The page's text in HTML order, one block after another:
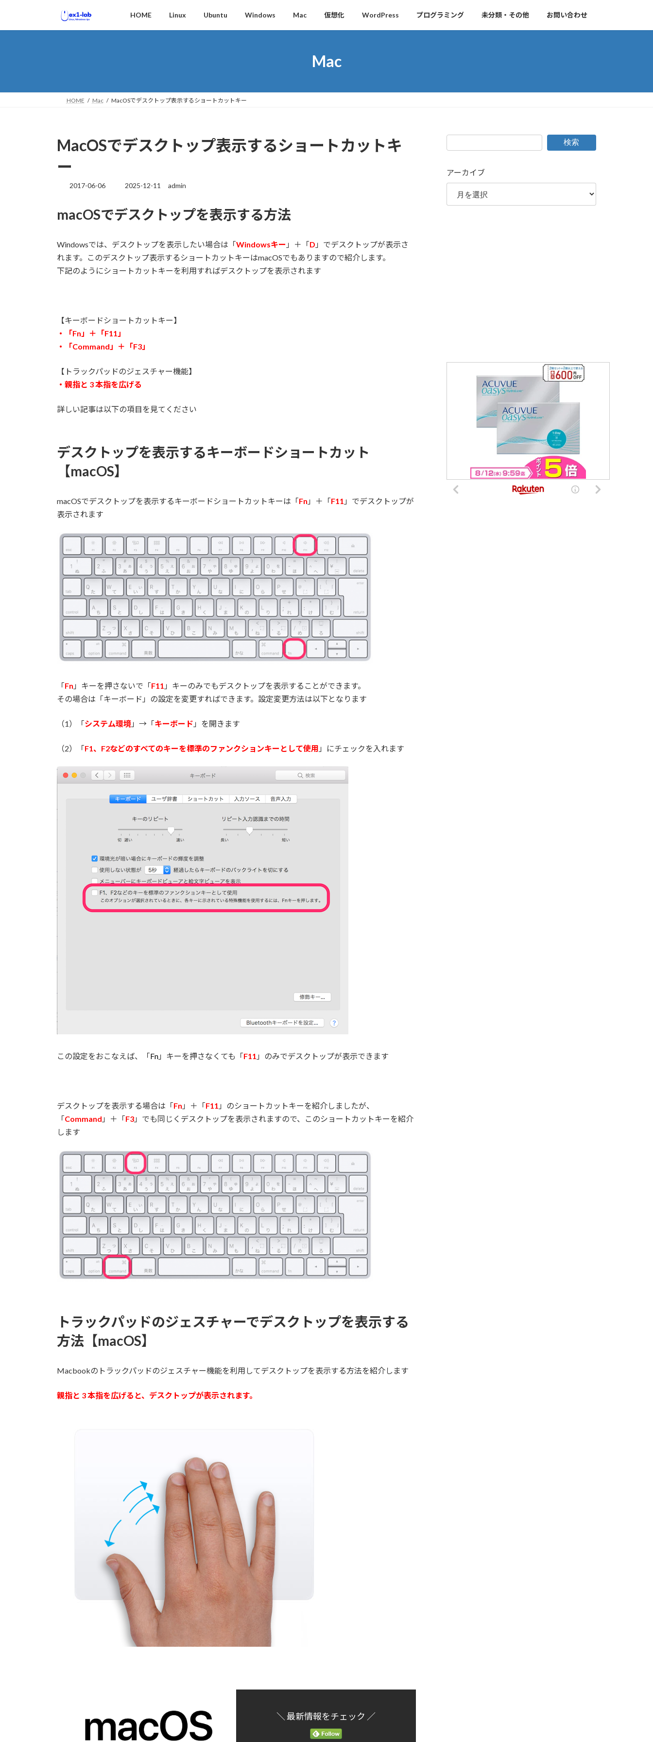
テ
ゲ
HOME Linux Ubuntu Windows Mac 仮想化 WordPress プログラミング 未分類・その他 お問い合わせ
Mac
HOME Mac MacOSでデスクトップ表示するショートカットキー
MacOSでデスクトップ表示するショートカットキ
ー
2017-06-06
最
新
:
2025-12-11 admin
macOSでデスクトップを表示する方法
Windowsでは、デスクトップを表示したい場合は「Windowsキー 」＋「D 」でデスクトップが表示さ
れます。このデスクトップ表示するショートカットキーはmacOSでもありますので紹介します。
下記のようにショートカットキーを利用すればデスクトップを表示されます
【キーボードショートカットキー】
・「Fn」＋「F11」
・「Command」＋「F3」
【トラックパッドのジェスチャー機能】
・親指と 3 本指を広げる
詳しい記事は以下の項目を見てください
デスクトップを表示するキーボードショートカット
【macOS】
macOSでデスクトップを表示するキーボードショートカットキーは「Fn 」＋「F11 」でデスクトップが
表示されます
「Fn 」キーを押さないで「F11 」キーのみでもデスクトップを表示することができます。
その場合は「キーボード」の設定を変更すればできます。設定変更方法は以下となります
（1）「システム環境 」→「キーボード 」を開きます
（2）「F1、F2などのすべてのキーを標準のファンクションキーとして使用 」にチェックを入れます
この設定をおこなえば、「Fn 」キーを押さなくても「F11 」のみでデスクトップが表示できます
デスクトップを表示する場合は「Fn 」＋「F11 」のショートカットキーを紹介しましたが、
「Command 」＋「F3 」でも同じくデスクトップを表示されますので、このショートカットキーを紹介
します
トラックパッドのジェスチャーでデスクトップを表示する
方法【macOS】
Macbookのトラックパッドのジェスチャー機能を利用してデスクトップを表示する方法を紹介します
親指と 3 本指を広げると、デスクトップが表示されます。
＼ 最新情報をチェック ／
検索
アーカイブ